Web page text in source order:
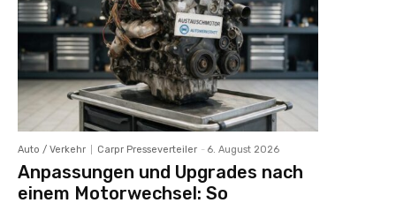
Auto / Verkehr Carpr Presseverteiler - 6. August 2026
Anpassungen und Upgrades nach
einem Motorwechsel: So